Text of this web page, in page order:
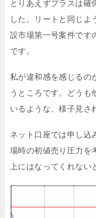
とりあえずプラスは確
した。リートと同じよ
設市場第一号案件です
です。
私が違和感を感じるの
うところです。どうも
いるような、様子見さ
ネット口座では申し込
場時の初値売り圧力を
上にはなってくれない